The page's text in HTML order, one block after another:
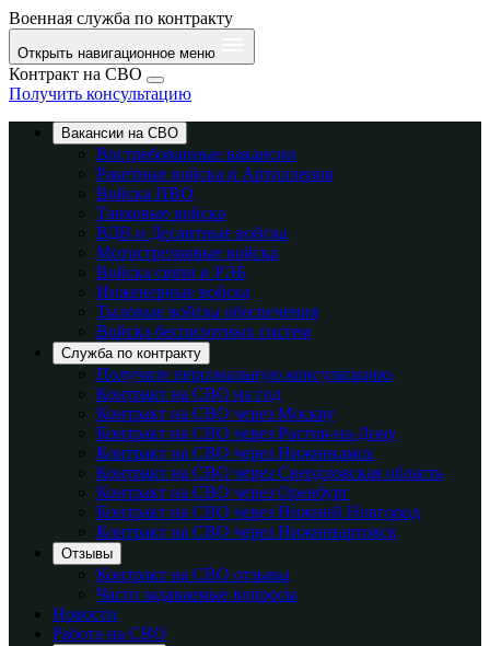
Военная служба по контракту
Открыть навигационное меню
Контракт на СВО
Получить консультацию
Вакансии на СВО
Востребованные вакансии
Ракетные войска и Артиллерия
Войска ПВО
Танковые войска
ВДВ и Десантные войска
Мотострелковые войска
Войска связи и РЭБ
Инженерные войска
Тыловые войска обеспечения
Войска беспилотных систем
Служба по контракту
Получите персональную консультацию
Контракт на СВО на год
Контракт на СВО через Москву
Контракт на СВО через Ростов-на-Дону
Контракт на СВО через Нижнекамск
Контракт на СВО через Свердловская область
Контракт на СВО через Оренбург
Контракт на СВО через Нижний Новгород
Контракт на СВО через Нижневартовск
Отзывы
Контракт на СВО отзывы
Часто задаваемые вопросы
Новости
Работа на СВО